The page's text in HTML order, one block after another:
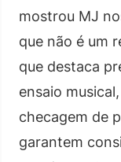
mostrou MJ
que não é um
que destaca
ensaio
checagem de
garantem